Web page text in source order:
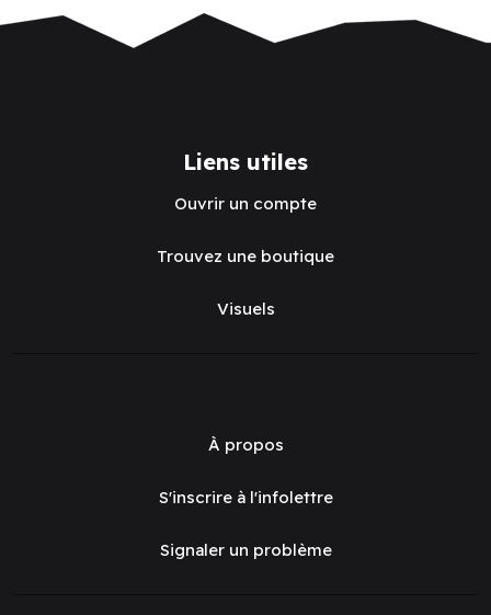
Liens utiles
Ouvrir un compte
Trouvez une boutique
Visuels
À propos
S'inscrire à l'infolettre
Signaler un problème